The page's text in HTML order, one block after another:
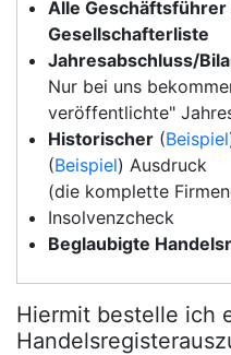
Alle Geschäftsführer
Gesellschafterliste
Jahresabschluss/
Nur bei uns
veröffentlichte"
Historischer (Beispiel
(Beispiel) Ausdruck
(die komplette
Insolvenzcheck
Beglaubigte
Hiermit bestelle ich